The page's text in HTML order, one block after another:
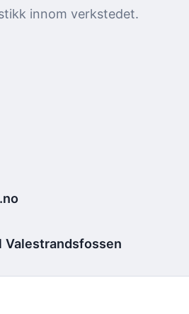
innom verkstedet.
Valestrandsfossen